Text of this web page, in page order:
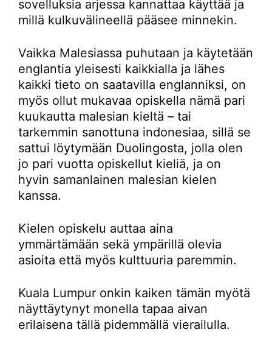
sovelluksia arjessa kannattaa käyttää ja
millä kulkuvälineellä pääsee minnekin.
Vaikka Malesiassa puhutaan ja käytetään
englantia yleisesti kaikkialla ja lähes
kaikki tieto on saatavilla englanniksi, on
myös ollut mukavaa opiskella nämä pari
kuukautta malesian kieltä – tai
tarkemmin sanottuna indonesiaa, sillä se
sattui löytymään Duolingosta, jolla olen
jo pari vuotta opiskellut kieliä, ja on
hyvin samanlainen malesian kielen
kanssa.
Kielen opiskelu auttaa aina
ymmärtämään sekä ympärillä olevia
asioita että myös kulttuuria paremmin.
Kuala Lumpur onkin kaiken tämän myötä
näyttäytynyt monella tapaa aivan
erilaisena tällä pidemmällä vierailulla.